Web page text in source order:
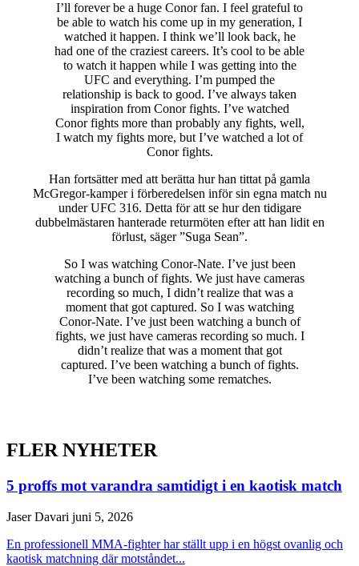
I’ll forever be a huge Conor fan. I feel grateful to
be able to watch his come up in my generation, I
watched it happen. I think we’ll look back, he
had one of the craziest careers. It’s cool to be able
to watch it happen while I was getting into the
UFC and everything. I’m pumped the
relationship is back to good. I’ve always taken
inspiration from Conor fights. I’ve watched
Conor fights more than probably any fights, well,
I watch my fights more, but I’ve watched a lot of
Conor fights.
Han fortsätter med att berätta hur han tittat på gamla
McGregor-kamper i förberedelsen inför sin egna match nu
under UFC 316. Detta för att se hur den tidigare
dubbelmästaren hanterade returmöten efter att han lidit en
förlust, säger ”Suga Sean”.
So I was watching Conor-Nate. I’ve just been
watching a bunch of fights. We just have cameras
recording so much, I didn’t realize that was a
moment that got captured. So I was watching
Conor-Nate. I’ve just been watching a bunch of
fights, we just have cameras recording so much. I
didn’t realize that was a moment that got
captured. I’ve been watching a bunch of fights.
I’ve been watching some rematches.
FLER NYHETER
5 proffs mot varandra samtidigt i en kaotisk match
Jaser Davari juni 5, 2026
En professionell MMA-fighter har ställt upp i en högst ovanlig och
kaotisk matchning där motståndet...